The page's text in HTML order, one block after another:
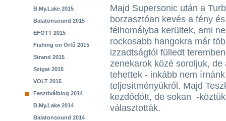
B.My.Lake 2015
Balatonsound 2015
EFOTT 2015
Fishing on Orfű 2015
Strand 2015
Sziget 2015
VOLT 2015
Fesztiválblog 2014
B.My.Lake 2014
Balatonsound 2014
Majd Supersonic után a
borzasztóan kevés a fény
félhomályba kerültek, ami
rockosabb hangokra már
izzadtságtól fülledt
zenekarok közé soroljuk,
tehettek - inkább nem
teljesítményükről. Majd
kezdődött, de sokan -
választották.